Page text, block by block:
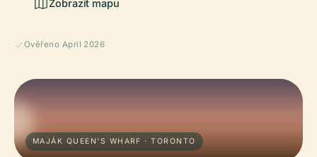
Zobrazit mapu
Ověřeno April 2026
MAJÁK QUEEN'S WHARF · TORONTO